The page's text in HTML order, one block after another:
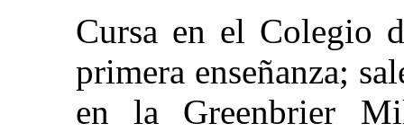
Cursa en el Colegio
primera enseñanza;
en la Greenbrier